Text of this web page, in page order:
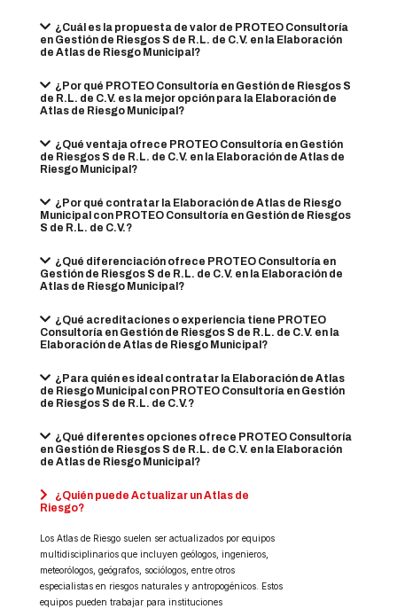
¿Cuál es la propuesta de valor de PROTEO Consultoría
en Gestión de Riesgos S de R.L. de C.V. en la Elaboración
de Atlas de Riesgo Municipal?
¿Por qué PROTEO Consultoría en Gestión de Riesgos S
de R.L. de C.V. es la mejor opción para la Elaboración de
Atlas de Riesgo Municipal?
¿Qué ventaja ofrece PROTEO Consultoría en Gestión
de Riesgos S de R.L. de C.V. en la Elaboración de Atlas de
Riesgo Municipal?
¿Por qué contratar la Elaboración de Atlas de Riesgo
Municipal con PROTEO Consultoría en Gestión de Riesgos
S de R.L. de C.V.?
¿Qué diferenciación ofrece PROTEO Consultoría en
Gestión de Riesgos S de R.L. de C.V. en la Elaboración de
Atlas de Riesgo Municipal?
¿Qué acreditaciones o experiencia tiene PROTEO
Consultoría en Gestión de Riesgos S de R.L. de C.V. en la
Elaboración de Atlas de Riesgo Municipal?
¿Para quién es ideal contratar la Elaboración de Atlas
de Riesgo Municipal con PROTEO Consultoría en Gestión
de Riesgos S de R.L. de C.V.?
¿Qué diferentes opciones ofrece PROTEO Consultoría
en Gestión de Riesgos S de R.L. de C.V. en la Elaboración
de Atlas de Riesgo Municipal?
¿Quién puede Actualizar un Atlas de
Riesgo?
Los Atlas de Riesgo suelen ser actualizados por equipos
multidisciplinarios que incluyen geólogos, ingenieros,
meteorólogos, geógrafos, sociólogos, entre otros
especialistas en riesgos naturales y antropogénicos. Estos
equipos pueden trabajar para instituciones